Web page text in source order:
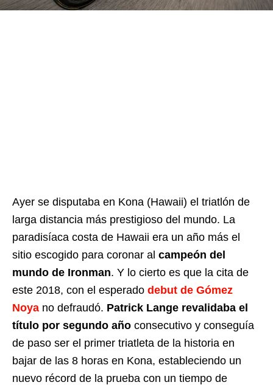
Ayer se disputaba en Kona (Hawaii) el triatlón de
larga distancia más prestigioso del mundo. La
paradisíaca costa de Hawaii era un año más el
sitio escogido para coronar al campeón del
mundo de Ironman. Y lo cierto es que la cita de
este 2018, con el esperado debut de Gómez
Noya no defraudó. Patrick Lange revalidaba el
título por segundo año consecutivo y conseguía
de paso ser el primer triatleta de la historia en
bajar de las 8 horas en Kona, estableciendo un
nuevo récord de la prueba con un tiempo de